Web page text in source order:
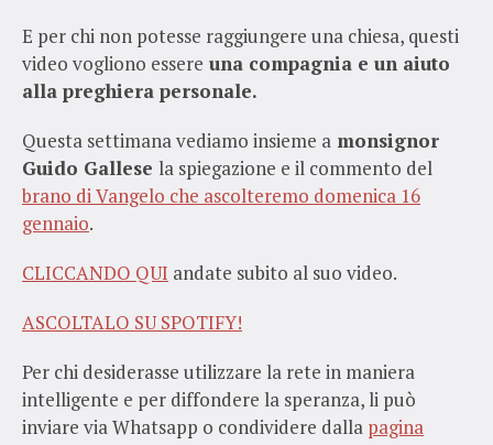
E per chi non potesse raggiungere una chiesa, questi
video vogliono essere una compagnia e un aiuto
alla preghiera personale.
Questa settimana vediamo insieme a monsignor
Guido Gallese la spiegazione e il commento del
brano di Vangelo che ascolteremo domenica 16
gennaio.
CLICCANDO QUI andate subito al suo video.
ASCOLTALO SU SPOTIFY!
Per chi desiderasse utilizzare la rete in maniera
intelligente e per diffondere la speranza, li può
inviare via Whatsapp o condividere dalla pagina